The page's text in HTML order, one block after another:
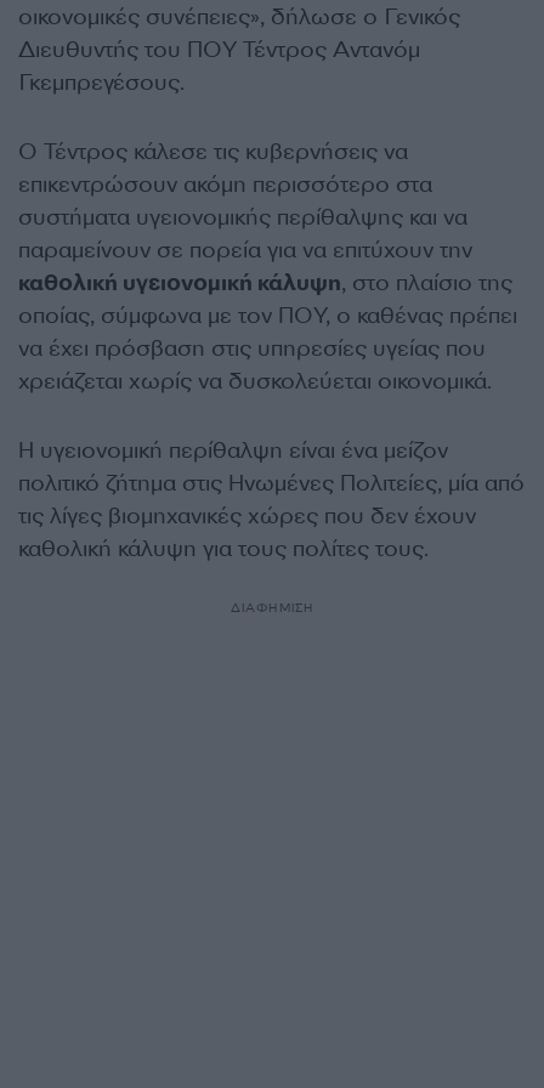
οικονομικές συνέπειες», δήλωσε ο Γενικός
Διευθυντής του ΠΟΥ Τέντρος Αντανόμ
Γκεμπρεγέσους.
Ο Τέντρος κάλεσε τις κυβερνήσεις να
επικεντρώσουν ακόμη περισσότερο στα
συστήματα υγειονομικής περίθαλψης και να
παραμείνουν σε πορεία για να επιτύχουν την
καθολική υγειονομική κάλυψη, στο πλαίσιο της
οποίας, σύμφωνα με τον ΠΟΥ, ο καθένας πρέπει
να έχει πρόσβαση στις υπηρεσίες υγείας που
χρειάζεται χωρίς να δυσκολεύεται οικονομικά.
Η υγειονομική περίθαλψη είναι ένα μείζον
πολιτικό ζήτημα στις Ηνωμένες Πολιτείες, μία από
τις λίγες βιομηχανικές χώρες που δεν έχουν
καθολική κάλυψη για τους πολίτες τους.
ΔΙΑΦΗΜΙΣΗ